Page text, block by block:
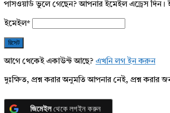
পাসওয়ার্ড ভুলে গেছেন? আপনার ইমেইল এড্রেস দিন।
ইমেইল*
আগে থেকেই একাউন্ট আছে? এখনি লগ ইন করুন
দুঃক্ষিত, প্রশ্ন করার অনুমতি আপনার নেই, প্রশ্ন
জিমেইলথেকে লগইন করুন